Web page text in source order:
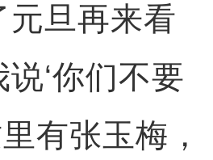
元旦再来看
说‘你们不要
有张玉梅，